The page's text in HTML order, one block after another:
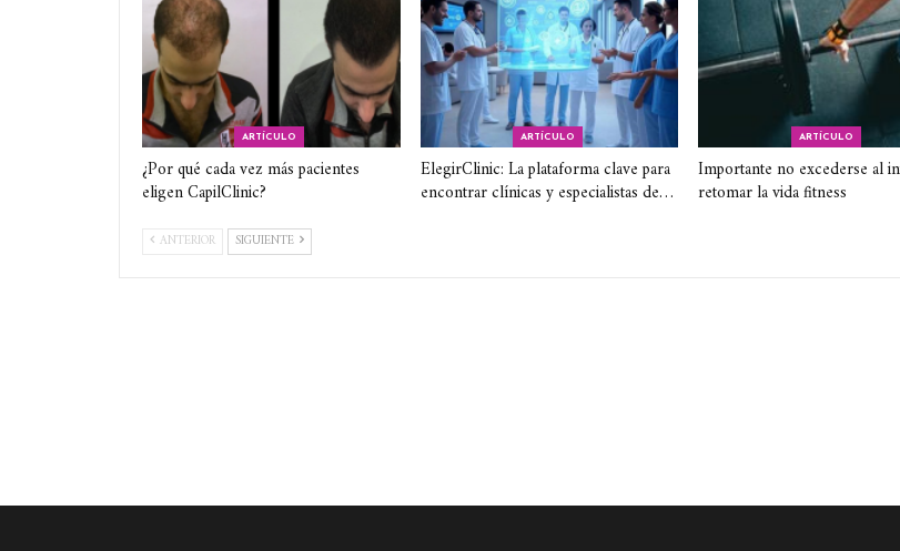
ARTÍCULO
¿Por qué cada vez más pacientes
eligen CapilClinic?
ARTÍCULO
ElegirClinic: La plataforma clave para
encontrar clínicas y especialistas de…
ARTÍCULO
Importante no excederse al
retomar la vida fitness
ANTERIOR SIGUIENTE